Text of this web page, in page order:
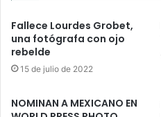
Fallece Lourdes Grobet,
una fotógrafa con ojo
rebelde
15 de julio de 2022
NOMINAN A MEXICANO EN